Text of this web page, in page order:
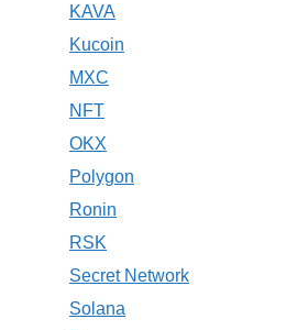
KAVA
Kucoin
MXC
NFT
OKX
Polygon
Ronin
RSK
Secret Network
Solana